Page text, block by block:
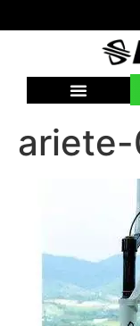
ariete-